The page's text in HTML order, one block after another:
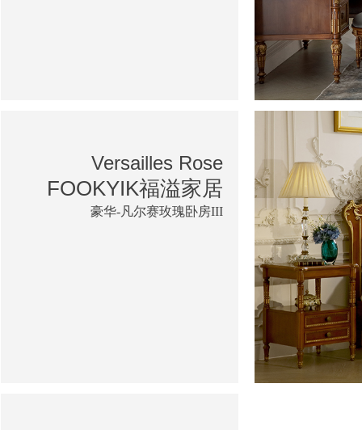
Versailles Rose
FOOKYIK福溢家居
豪华-凡尔赛玫瑰卧房III